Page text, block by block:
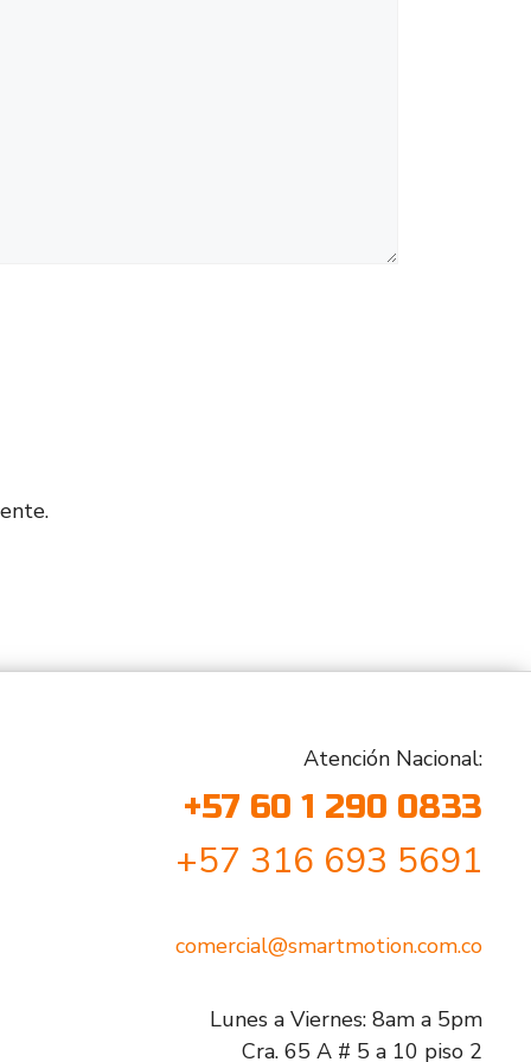
Atención Nacional:
+57 60 1 290 0833
+57 316 693 5691
comercial@smartmotion.com.co
Lunes a Viernes: 8am a 5pm
Cra. 65 A # 5 a 10 piso 2